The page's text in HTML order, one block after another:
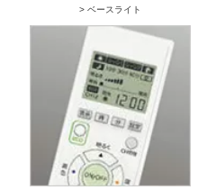
> ベースライト